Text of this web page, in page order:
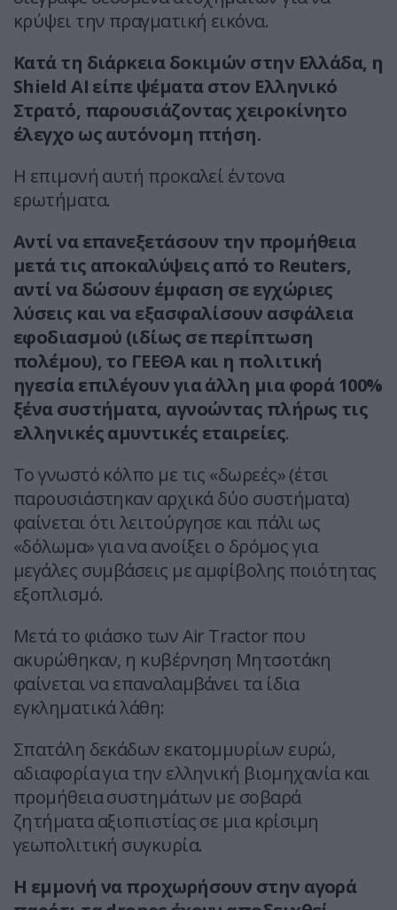
κρύψει την πραγματική εικόνα.
Κατά τη διάρκεια δοκιμών στην Ελλάδα, η
Shield AI είπε ψέματα στον Ελληνικό
Στρατό, παρουσιάζοντας χειροκίνητο
έλεγχο ως αυτόνομη πτήση.
Η επιμονή αυτή προκαλεί έντονα
ερωτήματα.
Αντί να επανεξετάσουν την προμήθεια
μετά τις αποκαλύψεις από το Reuters,
αντί να δώσουν έμφαση σε εγχώριες
λύσεις και να εξασφαλίσουν ασφάλεια
εφοδιασμού (ιδίως σε περίπτωση
πολέμου), το ΓΕΕΘΑ και η πολιτική
ηγεσία επιλέγουν για άλλη μια φορά 100%
ξένα συστήματα, αγνοώντας πλήρως τις
ελληνικές αμυντικές εταιρείες.
Το γνωστό κόλπο με τις «δωρεές» (έτσι
παρουσιάστηκαν αρχικά δύο συστήματα)
φαίνεται ότι λειτούργησε και πάλι ως
«δόλωμα» για να ανοίξει ο δρόμος για
μεγάλες συμβάσεις με αμφίβολης ποιότητας
εξοπλισμό.
Μετά το φιάσκο των Air Tractor που
ακυρώθηκαν, η κυβέρνηση Μητσοτάκη
φαίνεται να επαναλαμβάνει τα ίδια
εγκληματικά λάθη:
Σπατάλη δεκάδων εκατομμυρίων ευρώ,
αδιαφορία για την ελληνική βιομηχανία και
προμήθεια συστημάτων με σοβαρά
ζητήματα αξιοπιστίας σε μια κρίσιμη
γεωπολιτική συγκυρία.
Η εμμονή να προχωρήσουν στην αγορά